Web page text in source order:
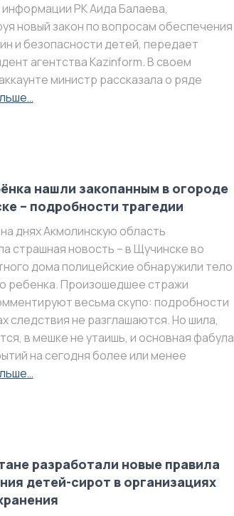
информации РК Аида Балаева,
новый закон по вопросам обеспечения
и безопасности детей, передает
агентства Kazinform. В своем
министр рассказала о ряде
нашли закопанным в огороде
– подробности трагедии
днях Акмолинскую область
страшная новость – в Щучинске во
дома полицейские обнаружили тело
ребенка. Произошедшее стражи
весьма скупо: подробности
следствия не разглашаются. Но шила,
в мешке не утаишь, и основная фабула
на сегодня более или менее
разработали новые правила
детей-сирот в организациях